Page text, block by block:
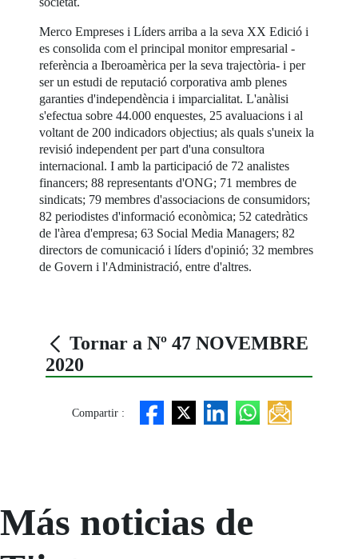
Merco Empreses i Líders arriba a la seva XX Edició i
es consolida com el principal monitor empresarial -
referència a Iberoamèrica per la seva trajectòria- i per
ser un estudi de reputació corporativa amb plenes
garanties d'independència i imparcialitat. L'anàlisi
s'efectua sobre 44.000 enquestes, 25 avaluacions i al
voltant de 200 indicadors objectius; als quals s'uneix la
revisió independent per part d'una consultora
internacional. I amb la participació de 72 analistes
financers; 88 representants d'ONG; 71 membres de
sindicats; 79 membres d'associacions de consumidors;
82 periodistes d'informació econòmica; 52 catedràtics
de l'àrea d'empresa; 63 Social Media Managers; 82
directors de comunicació i líders d'opinió; 32 membres
de Govern i l'Administració, entre d'altres.
Tornar a Nº 47 NOVEMBRE
2020
Compartir :
Más noticias de